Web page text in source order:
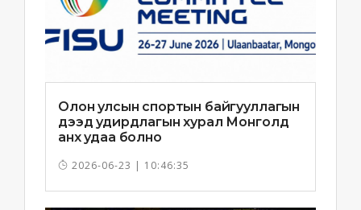
Олон улсын спортын байгууллагын
дээд удирдлагын хурал Монголд
анх удаа болно
2026-06-23 | 10:46:35